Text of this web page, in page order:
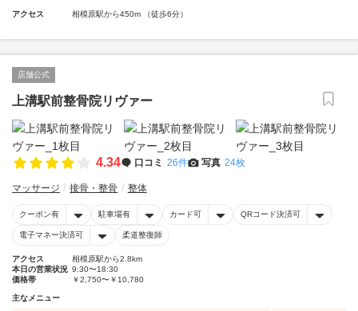
アクセス 相模原駅から450m （徒歩6分）
店舗公式
上溝駅前整骨院リヴァー
4.34 口コミ 26件 写真 24枚
マッサージ 接骨・整骨 整体
クーポン有 駐車場有 カード可 QRコード決済可
電子マネー決済可 柔道整復師
アクセス
相模原駅から2.8km
本日の営業状況 9:30〜18:30
価格帯
￥2,750〜￥10,780
主なメニュー